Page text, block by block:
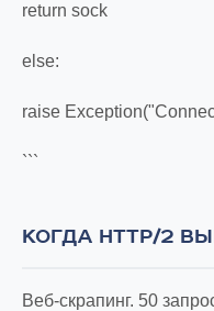
return sock
else:
raise
```
КОГДА HTTP/2
Веб-скрапинг. 50